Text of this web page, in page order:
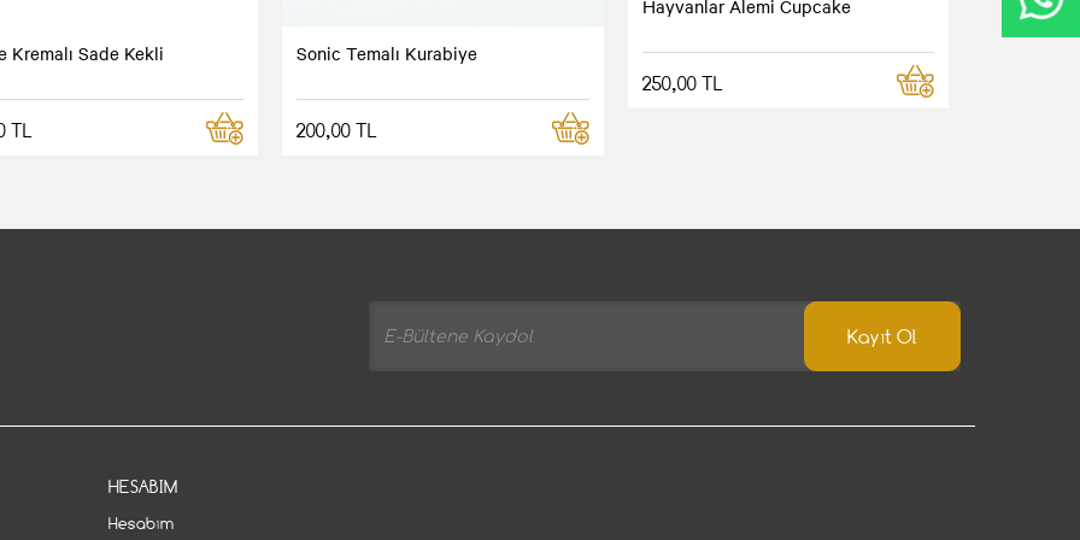
Kremalı Sade Kekli
TL
Sonic Temalı Kurabiye
200,00 TL
Hayvanlar Alemi Cupcake
250,00 TL
Kayıt Ol
HESABIM
Hesabım